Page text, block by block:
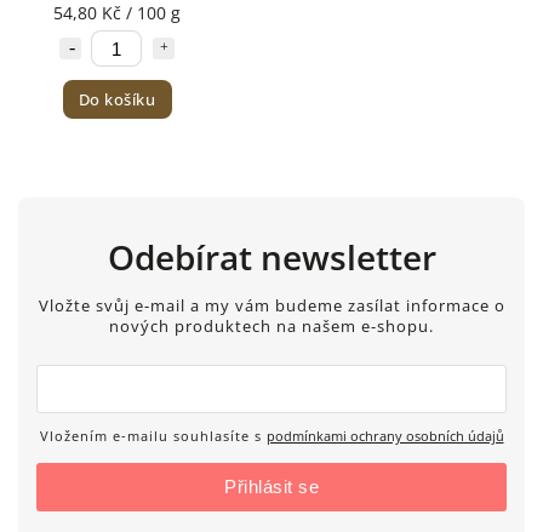
54,80 Kč / 100 g
Do košíku
Odebírat newsletter
Vložte svůj e-mail a my vám budeme zasílat informace o
nových produktech na našem e-shopu.
Vložením e-mailu souhlasíte s podmínkami ochrany osobních údajů
Přihlásit se